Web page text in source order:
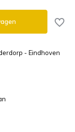
- Eindhoven